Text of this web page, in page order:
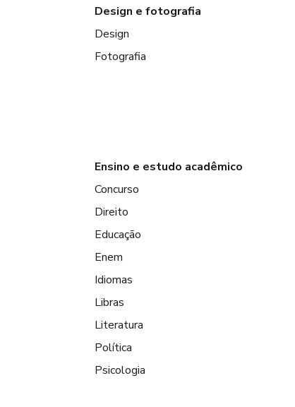
Design e fotografia
Design
Fotografia
Ensino e estudo acadêmico
Concurso
Direito
Educação
Enem
Idiomas
Libras
Literatura
Política
Psicologia